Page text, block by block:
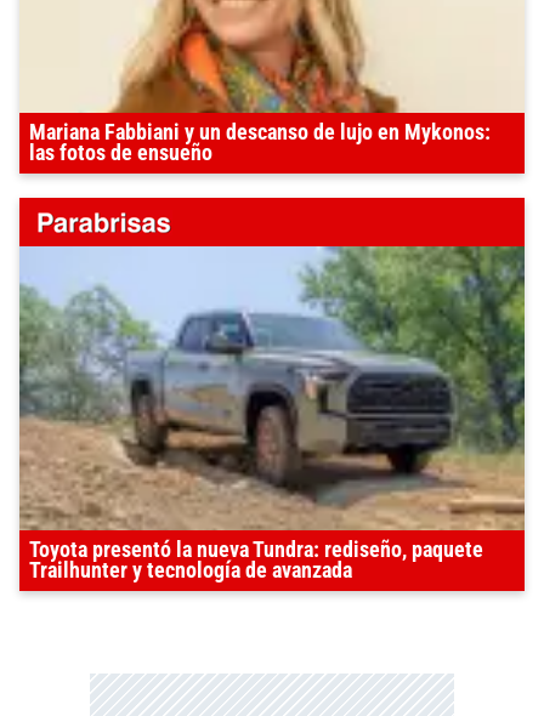
Mariana Fabbiani y un descanso de lujo en Mykonos:
las fotos de ensueño
Toyota presentó la nueva Tundra: rediseño, paquete
Trailhunter y tecnología de avanzada